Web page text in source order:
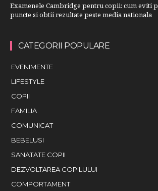
Examenele Cambridge pentru copii: cum eviti
puncte si obtii rezultate peste media nationala
CATEGORII POPULARE
EVENIMENTE
LIFESTYLE
COPII
FAMILIA
COMUNICAT
BEBELUSI
SANATATE COPII
DEZVOLTAREA COPILULUI
COMPORTAMENT